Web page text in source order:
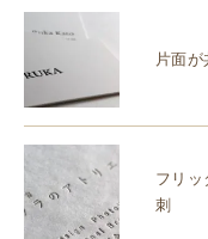
片面
フリッ
刺